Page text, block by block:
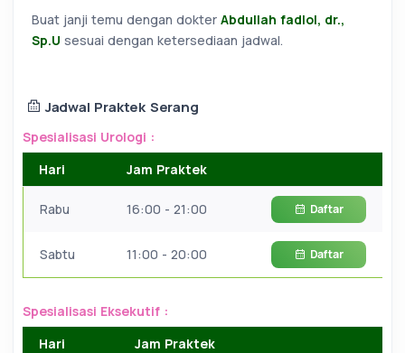
Buat janji temu dengan dokter Abdullah fadlol, dr.,
Sp.U sesuai dengan ketersediaan jadwal.
Jadwal Praktek Serang
Spesialisasi Urologi :
Hari
Jam Praktek
Rabu 16:00 - 21:00 Daftar
Sabtu 11:00 - 20:00 Daftar
Spesialisasi Eksekutif :
Hari
Jam Praktek